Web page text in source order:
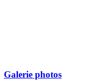
Galerie photos